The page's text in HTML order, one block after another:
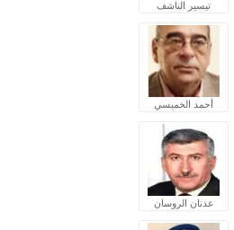
تيسير الناشف
أحمد الخميسي
عدنان الروسان